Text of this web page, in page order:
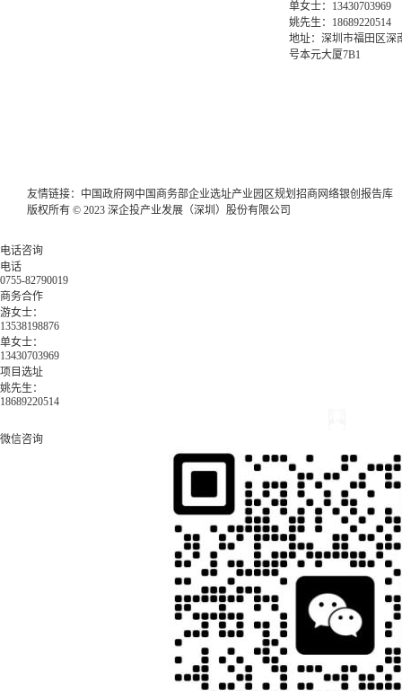
单女士：13430703969
姚先生：18689220514
地址：深圳市福田区深
号本元大厦7B1
友情链接： 中国政府网 中国商务部企业选址产业园区规划 招商网络银创报告库
版权所有 © 2023 深企投产业发展（深圳）股份有限公司
电话咨询
电话
0755-82790019
商务合作
游女士：
13538198876
单女士：
13430703969
项目选址
姚先生：
18689220514
微信咨询